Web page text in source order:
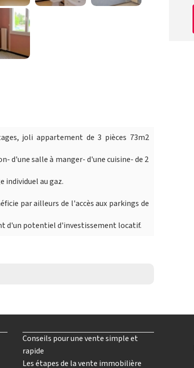
joli appartement de 3 pièces 73m2
d'une salle à manger- d'une cuisine- de 2
individuel au gaz.
par ailleurs de l'accès aux parkings de
d'un potentiel d'investissement locatif.
Conseils pour une vente simple et
rapide
Les étapes de la vente immobilière